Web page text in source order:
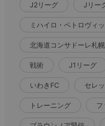
J2リーグ Jリー
ミハイロ・ペトロヴィ
北海道コンサドーレ札幌
戦術 J1リーグ
いわきFC セレ
トレーニング フ